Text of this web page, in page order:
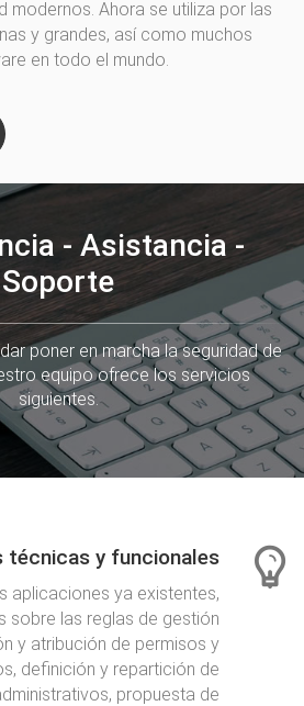
modernos. Ahora se utiliza por las
y grandes, así como muchos
en todo el mundo.
- Asistancia -
Soporte
poner en marcha la seguridad de
equipo ofrece los servicios
siguientes.
técnicas y funcionales
aplicaciones ya existentes,
sobre las reglas de gestión
y atribución de permisos y
definición y repartición de
propuesta de